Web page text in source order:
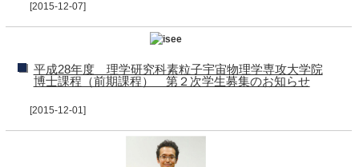
[2015-12-07]
平成28年度 理学研究科素粒子宇宙物理学専攻大学院
博士課程（前期課程） 第２次学生募集のお知らせ
[2015-12-01]